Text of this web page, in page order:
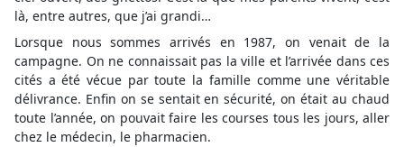
là, entre autres, que j’ai grandi…
Lorsque nous sommes arrivés en 1987, on venait de la
campagne. On ne connaissait pas la ville et l’arrivée dans ces
cités a été vécue par toute la famille comme une véritable
délivrance. Enfin on se sentait en sécurité, on était au chaud
toute l’année, on pouvait faire les courses tous les jours, aller
chez le médecin, le pharmacien.